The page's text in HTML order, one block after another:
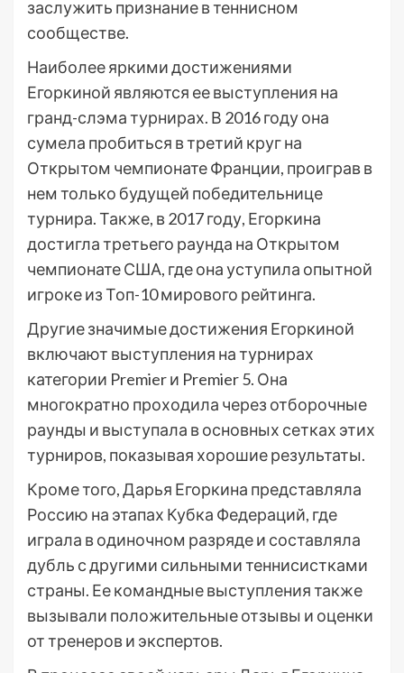
заслужить признание в теннисном
сообществе.
Наиболее яркими достижениями
Егоркиной являются ее выступления на
гранд-слэма турнирах. В 2016 году она
сумела пробиться в третий круг на
Открытом чемпионате Франции, проиграв в
нем только будущей победительнице
турнира. Также, в 2017 году, Егоркина
достигла третьего раунда на Открытом
чемпионате США, где она уступила опытной
игроке из Топ-10 мирового рейтинга.
Другие значимые достижения Егоркиной
включают выступления на турнирах
категории Premier и Premier 5. Она
многократно проходила через отборочные
раунды и выступала в основных сетках этих
турниров, показывая хорошие результаты.
Кроме того, Дарья Егоркина представляла
Россию на этапах Кубка Федераций, где
играла в одиночном разряде и составляла
дубль с другими сильными теннисистками
страны. Ее командные выступления также
вызывали положительные отзывы и оценки
от тренеров и экспертов.